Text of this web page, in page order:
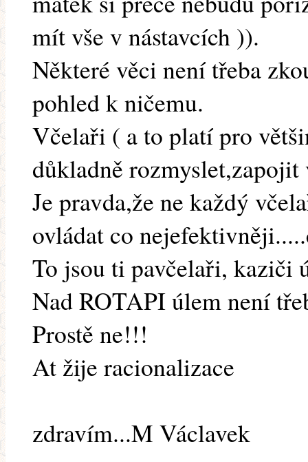
mít vše v nástavcích )).
Některé věci není třeba
pohled k ničemu.
Včelaři ( a to platí pro
důkladně
Je pravda,že ne každý
ovládat co
To jsou ti pavčelaři, kaziči
Nad ROTAPI úlem není
Prostě ne!!!
At žije racionalizace
zdravím...M Václavek